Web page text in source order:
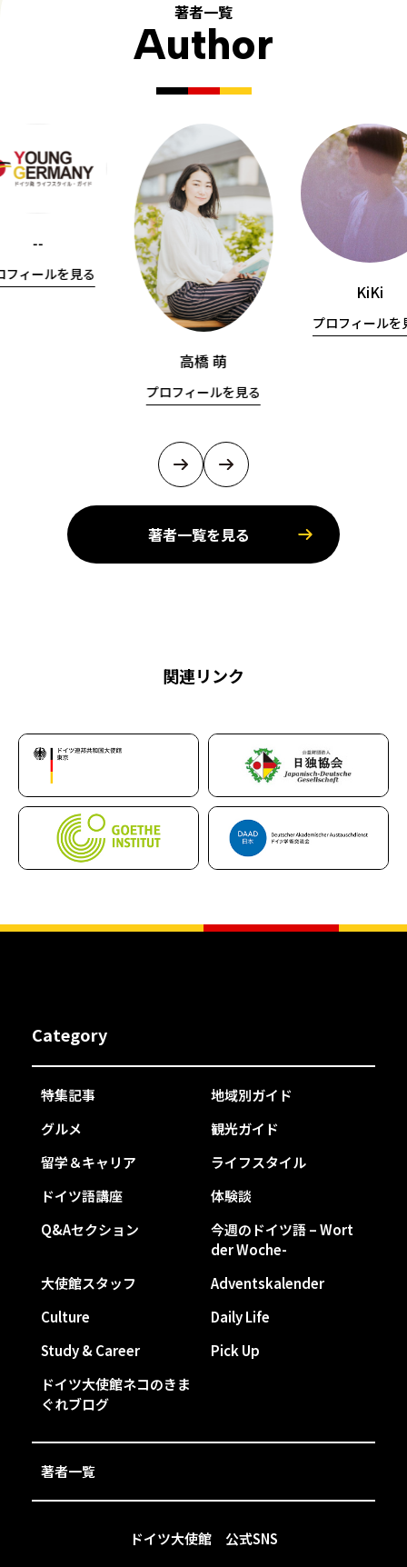
著者一覧
Author
--
フィールを見る
高橋 萌
プロフィールを見る
KiKi
プロフィールを
著者一覧を見る
関連リンク
ドイツ大使館 公式SNS
Category
特集記事
地域別ガイド
グルメ
観光ガイド
留学＆キャリア
ライフスタイル
ドイツ語講座
体験談
Q&Aセクション
今週のドイツ語 – Wort
der Woche-
大使館スタッフ
Adventskalender
Culture
Daily Life
Study & Career
Pick Up
ドイツ大使館ネコのきま
ぐれブログ
著者一覧